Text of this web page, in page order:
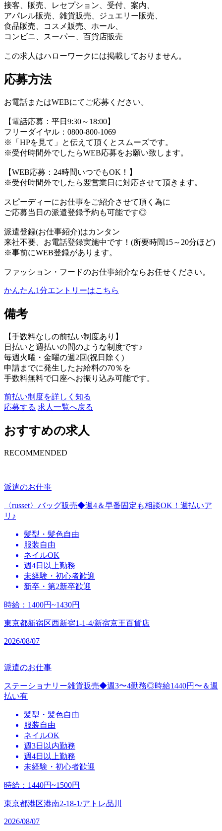
接客、販売、レセプション、受付、案内、
アパレル販売、雑貨販売、ジュエリー販売、
食品販売、コスメ販売、ホール、
コンビニ、スーパー、百貨店販売
この求人はハローワークには掲載しておりません。
応募方法
お電話またはWEBにてご応募ください。
【電話応募：平日9:30～18:00】
フリーダイヤル：0800-800-1069
※「HPを見て」と伝えて頂くとスムーズです。
※受付時間外でしたらWEB応募をお願い致します。
【WEB応募：24時間いつでもOK！】
※受付時間外でしたら翌営業日に対応させて頂きます。
スピーディーにお仕事をご紹介させて頂く為に
ご応募当日の派遣登録予約も可能です◎
派遣登録(お仕事紹介)はカンタン
来社不要、お電話登録実施中です！(所要時間15～20分ほど)
※事前にWEB登録があります。
ファッション・フードのお仕事紹介ならお任せください。
かんたん1分エントリーはこちら
備考
【手数料なしの前払い制度あり】
日払いと週払いの間のような制度です♪
毎週火曜・金曜の週2回(祝日除く)
申請までに発生したお給料の70％を
手数料無料で口座へお振り込み可能です。
前払い制度を詳しく知る
応募する 求人一覧へ戻る
おすすめの求人
RECOMMENDED
派遣のお仕事
〈russet〉バッグ販売◆週4＆早番固定も相談OK！週払いア
リ♪
髪型・髪色自由
服装自由
ネイルOK
週4日以上勤務
未経験・初心者歓迎
新卒・第2新卒歓迎
時給 ： 1400円~1430円
東京都新宿区西新宿1-1-4/新宿京王百貨店
2026/08/07
派遣のお仕事
ステーショナリー雑貨販売◆週3〜4勤務◎時給1440円〜＆週
払い有
髪型・髪色自由
服装自由
ネイルOK
週3日以内勤務
週4日以上勤務
未経験・初心者歓迎
時給 ： 1440円~1500円
東京都港区港南2-18-1/アトレ品川
2026/08/07